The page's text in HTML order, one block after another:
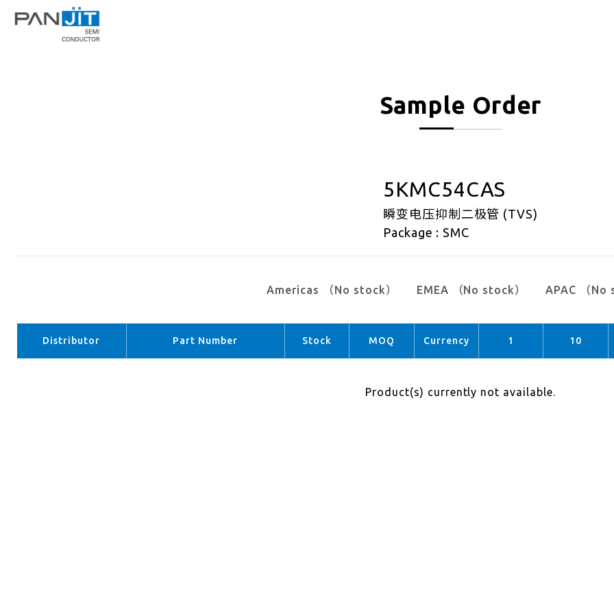
Sample Order
5KMC54CAS
瞬变电压抑制二极管 (TVS)
Package : SMC
Americas （No stock） EMEA （No stock） APAC （No
Distributor Part Number Stock MOQ Currency 1 10
Product(s) currently not available.